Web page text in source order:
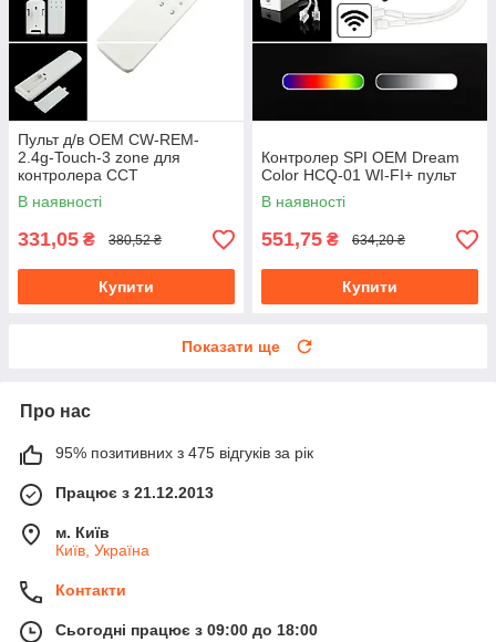
Пульт д/в OEM CW-REM-
2.4g-Touch-3 zone для
контролера ССТ
В наявності
331,05 ₴ 380,52 ₴
Купити
Контролер SPI OEM Dream
Color HCQ-01 WI-FI+ пульт
В наявності
551,75 ₴ 634,20 ₴
Купити
Показати ще
Про нас
95% позитивних з 475 відгуків за рік
Працює з 21.12.2013
м. Київ
Київ, Україна
Контакти
Сьогодні працює з 09:00 до 18:00